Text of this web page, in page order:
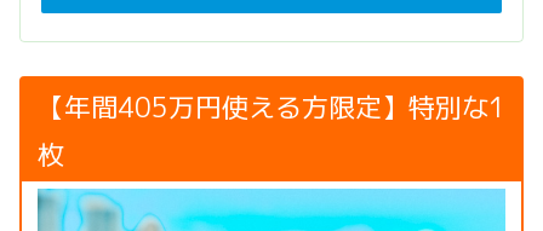
【年間405万円使える方限定】特別な1
枚